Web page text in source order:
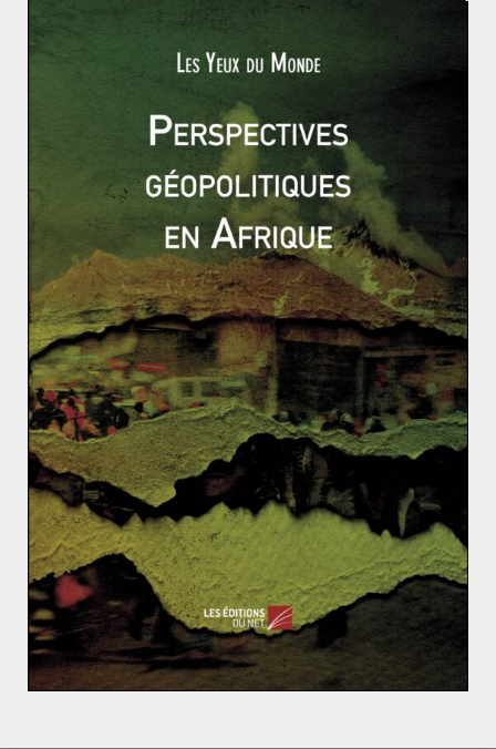
Le 11 novembre 2025, les Irakiens ont voté lors des
sixièmes élections législatives depuis la chute de
Saddam Hussein en
PROCHE ET MOYEN-ORIENT PROCHE-ORIENT
Ameerah Ismael 13 janvier 2026 0 Comments
Le Cadre de coordination chiite : arbitre du
pouvoir politique en Irak (3/5)
Le 11 novembre 2025, les Irakiens ont voté lors des
sixièmes élections législatives depuis la chute de
Saddam Hussein en